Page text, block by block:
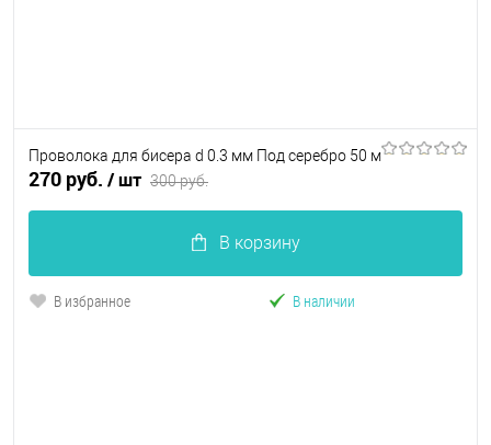
Проволока для бисера d 0.3 мм Под серебро 50 м
270 руб. / шт 300 руб.
В корзину
В избранное В наличии